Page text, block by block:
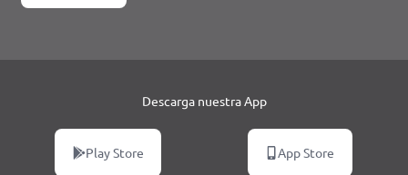
Descarga nuestra App
Play Store App Store